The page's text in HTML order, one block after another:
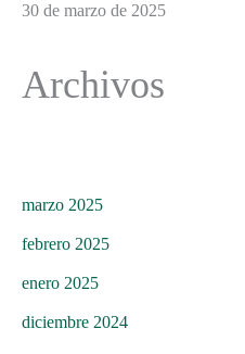
30 de marzo de 2025
Archivos
marzo 2025
febrero 2025
enero 2025
diciembre 2024